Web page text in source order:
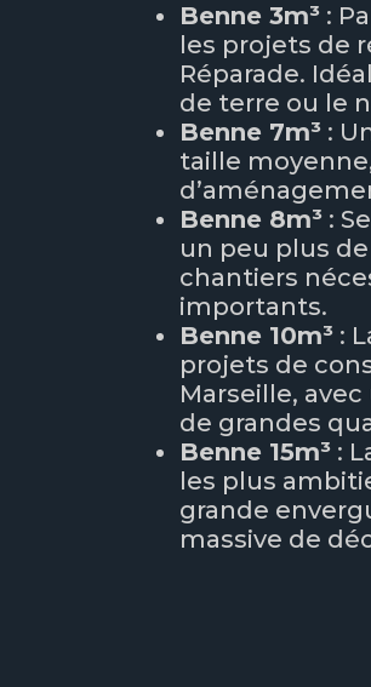
Benne 3m³:
les projets de
Réparade.
de terre ou le
Benne 7m³:
taille
Benne 8m³:
un peu plus
chantiers
importants.
Benne 10m³:
projets de
Marseille,
de grandes
Benne 15m³:
les plus
grande
massive de